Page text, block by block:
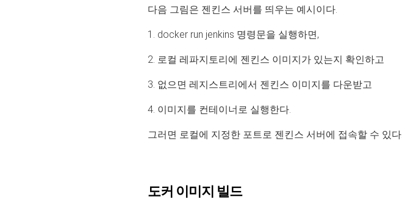
다음 그림은 젠킨스 서버를 띄우는 예시이다.
1. docker run jenkins 명령문을 실행하면,
2. 로컬 레파지토리에 젠킨스 이미지가 있는지 확인하고
3. 없으면 레지스트리에서 젠킨스 이미지를 다운받고
4. 이미지를 컨테이너로 실행한다.
그러면 로컬에 지정한 포트로 젠킨스 서버에 접속할 수 있다.
도커 이미지 빌드